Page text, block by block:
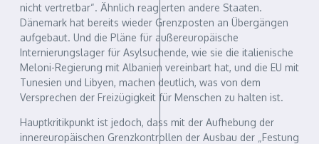
nicht vertretbar“. Ähnlich reagierten andere Staaten.
Dänemark hat bereits wieder Grenzposten an Übergängen
aufgebaut. Und die Pläne für außereuropäische
Internierungslager für Asylsuchende, wie sie die italienische
Meloni-Regierung mit Albanien vereinbart hat, und die EU mit
Tunesien und Libyen, machen deutlich, was von dem
Versprechen der Freizügigkeit für Menschen zu halten ist.
Hauptkritikpunkt ist jedoch, dass mit der Aufhebung der
innereuropäischen Grenzkontrollen der Ausbau der „Festung